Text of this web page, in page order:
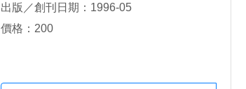
出版／創刊日期：1996-05
價格：200